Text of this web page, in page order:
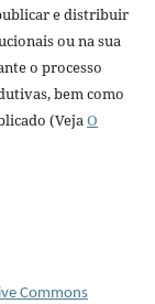
e distribuir
ou na sua
o processo
bem como
(VejaO
Commons